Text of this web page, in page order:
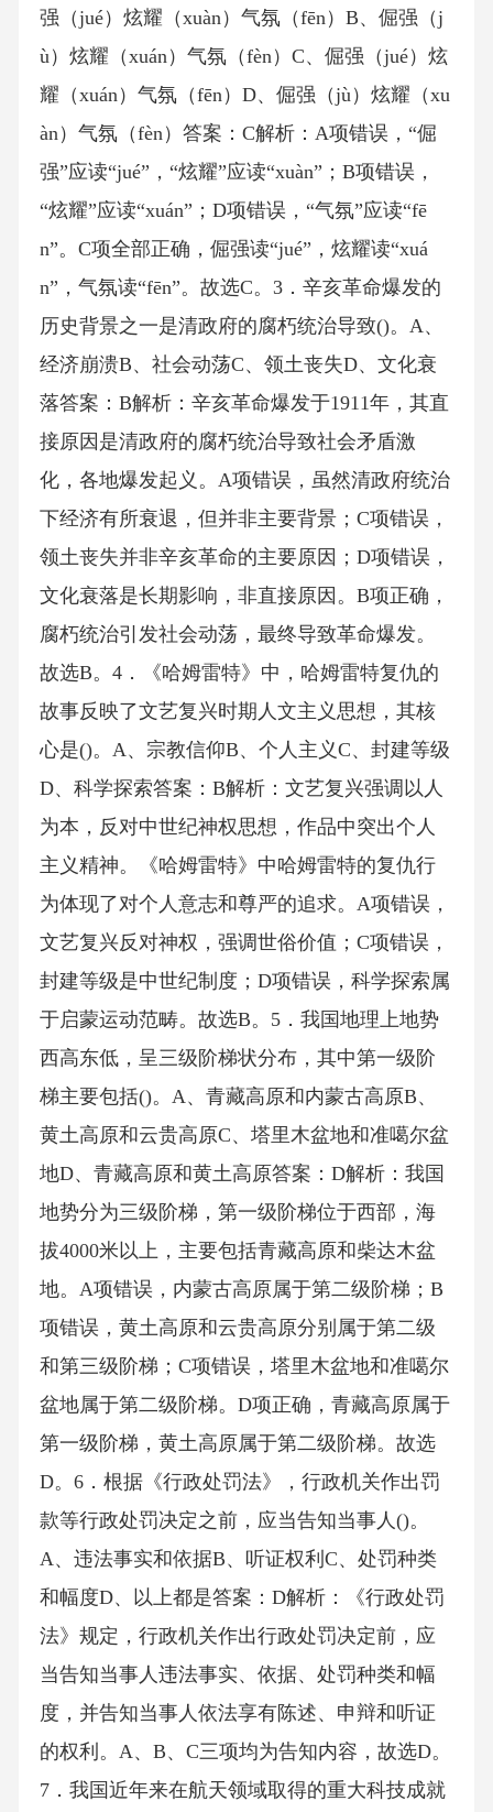
强（jué）炫耀（xuàn）气氛（fēn）B、倔强（j
ù）炫耀（xuán）气氛（fèn）C、倔强（jué）炫
耀（xuán）气氛（fēn）D、倔强（jù）炫耀（xu
àn）气氛（fèn）答案：C解析：A项错误，“倔
强”应读“jué”，“炫耀”应读“xuàn”；B项错误，
“炫耀”应读“xuán”；D项错误，“气氛”应读“fē
n”。C项全部正确，倔强读“jué”，炫耀读“xuá
n”，气氛读“fēn”。故选C。3．辛亥革命爆发的
历史背景之一是清政府的腐朽统治导致()。A、
经济崩溃B、社会动荡C、领土丧失D、文化衰
落答案：B解析：辛亥革命爆发于1911年，其直
接原因是清政府的腐朽统治导致社会矛盾激
化，各地爆发起义。A项错误，虽然清政府统治
下经济有所衰退，但并非主要背景；C项错误，
领土丧失并非辛亥革命的主要原因；D项错误，
文化衰落是长期影响，非直接原因。B项正确，
腐朽统治引发社会动荡，最终导致革命爆发。
故选B。4．《哈姆雷特》中，哈姆雷特复仇的
故事反映了文艺复兴时期人文主义思想，其核
心是()。A、宗教信仰B、个人主义C、封建等级
D、科学探索答案：B解析：文艺复兴强调以人
为本，反对中世纪神权思想，作品中突出个人
主义精神。《哈姆雷特》中哈姆雷特的复仇行
为体现了对个人意志和尊严的追求。A项错误，
文艺复兴反对神权，强调世俗价值；C项错误，
封建等级是中世纪制度；D项错误，科学探索属
于启蒙运动范畴。故选B。5．我国地理上地势
西高东低，呈三级阶梯状分布，其中第一级阶
梯主要包括()。A、青藏高原和内蒙古高原B、
黄土高原和云贵高原C、塔里木盆地和准噶尔盆
地D、青藏高原和黄土高原答案：D解析：我国
地势分为三级阶梯，第一级阶梯位于西部，海
拔4000米以上，主要包括青藏高原和柴达木盆
地。A项错误，内蒙古高原属于第二级阶梯；B
项错误，黄土高原和云贵高原分别属于第二级
和第三级阶梯；C项错误，塔里木盆地和准噶尔
盆地属于第二级阶梯。D项正确，青藏高原属于
第一级阶梯，黄土高原属于第二级阶梯。故选
D。6．根据《行政处罚法》，行政机关作出罚
款等行政处罚决定之前，应当告知当事人()。
A、违法事实和依据B、听证权利C、处罚种类
和幅度D、以上都是答案：D解析：《行政处罚
法》规定，行政机关作出行政处罚决定前，应
当告知当事人违法事实、依据、处罚种类和幅
度，并告知当事人依法享有陈述、申辩和听证
的权利。A、B、C三项均为告知内容，故选D。
7．我国近年来在航天领域取得的重大科技成就